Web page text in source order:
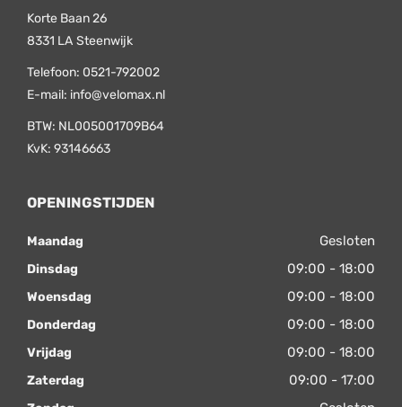
Korte Baan 26
8331 LA Steenwijk
Telefoon: 0521-792002
E-mail: info@velomax.nl
BTW: NL005001709B64
KvK: 93146663
OPENINGSTIJDEN
Maandag Gesloten
Dinsdag 09:00 - 18:00
Woensdag 09:00 - 18:00
Donderdag 09:00 - 18:00
Vrijdag 09:00 - 18:00
Zaterdag 09:00 - 17:00